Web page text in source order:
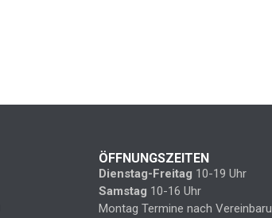
ÖFFNUNGSZEITEN
Dienstag-Freitag 10-19 Uhr
Samstag 10-16 Uhr
Montag Termine nach